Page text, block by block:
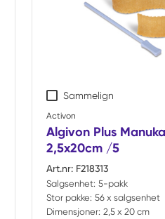
Sammelign
Activon
Algivon Plus
2,5x20cm /5
Art.nr: F218313
Salgsenhet: 5-pakk
Stor pakke: 56 x salgsenhet
Dimensjoner: 2,5 x 20 cm